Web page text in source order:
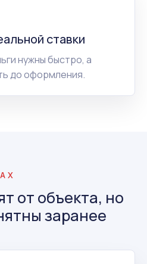
ставки
нужны быстро, а
до оформления.
от объекта, но
заранее